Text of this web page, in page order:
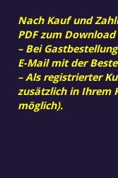
Nach Kauf und
PDF zum
– Bei
E-Mail mit der
– Als registrierter
zusätzlich in Ihrem
möglich).